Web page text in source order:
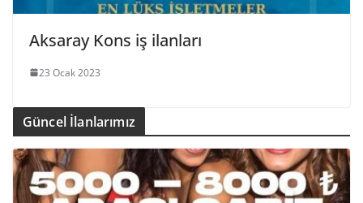
Aksaray Kons iş ilanları
23 Ocak 2023
Güncel İlanlarımız